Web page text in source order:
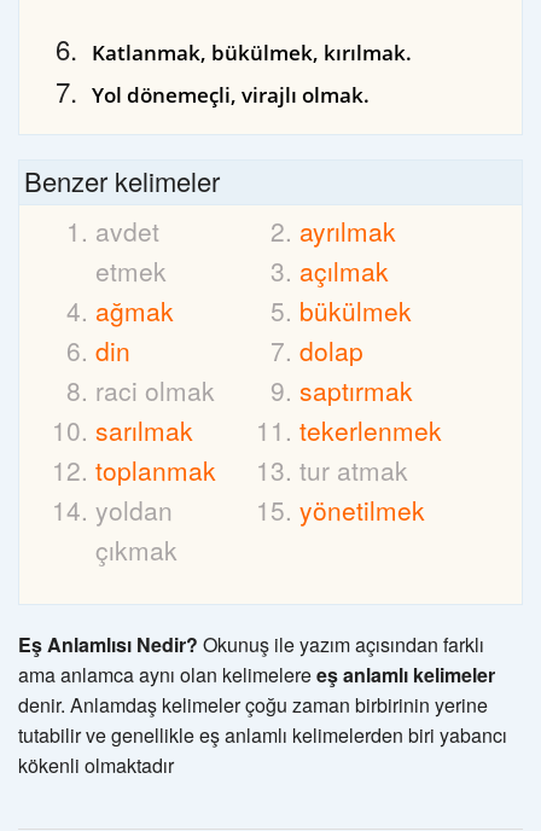
Katlanmak, bükülmek, kırılmak.
Yol dönemeçli, virajlı olmak.
Benzer kelimeler
avdet
etmek
ayrılmak
açılmak
ağmak
bükülmek
din
dolap
raci olmak
saptırmak
sarılmak
tekerlenmek
toplanmak
tur atmak
yoldan
çıkmak
yönetilmek
Eş Anlamlısı Nedir? Okunuş ile yazım açısından farklı
ama anlamca aynı olan kelimelereeş anlamlı kelimeler
denir. Anlamdaş kelimeler çoğu zaman birbirinin yerine
tutabilir ve genellikle eş anlamlı kelimelerden biri yabancı
kökenli olmaktadır